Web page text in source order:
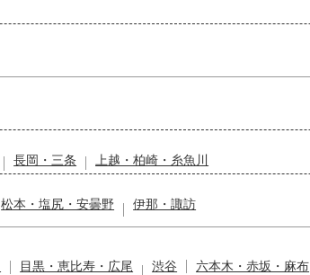
長岡・三条
上越・柏崎・糸魚川
松本・塩尻・安曇野 伊那・諏訪
目黒・恵比寿・広尾 渋谷 六本木・赤坂・麻布